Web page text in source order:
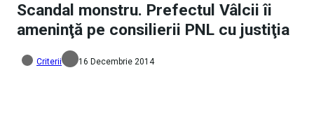
Scandal monstru. Prefectul Vâlcii îi
ameninţă pe consilierii PNL cu justiţia
Criterii 16 Decembrie 2014